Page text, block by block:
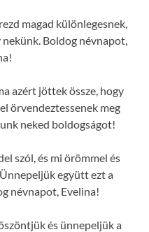
magad különlegesnek,
Boldog névnapot,
azért jöttek össze, hogy
örvendeztessenek meg
neked boldogságot!
szól, és mi örömmel és
együtt ezt a
névnapot, Evelina!
és ünnepeljük a